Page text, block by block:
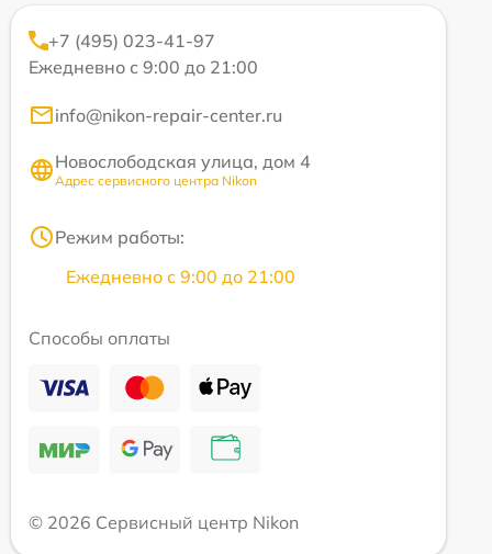
+7 (495) 023-41-97
Ежедневно с 9:00 до 21:00
info@nikon-repair-center.ru
Новослободская улица, дом 4
Адрес сервисного центра Nikon
Режим работы:
Ежедневно с 9:00 до 21:00
Способы оплаты
© 2026 Сервисный центр Nikon